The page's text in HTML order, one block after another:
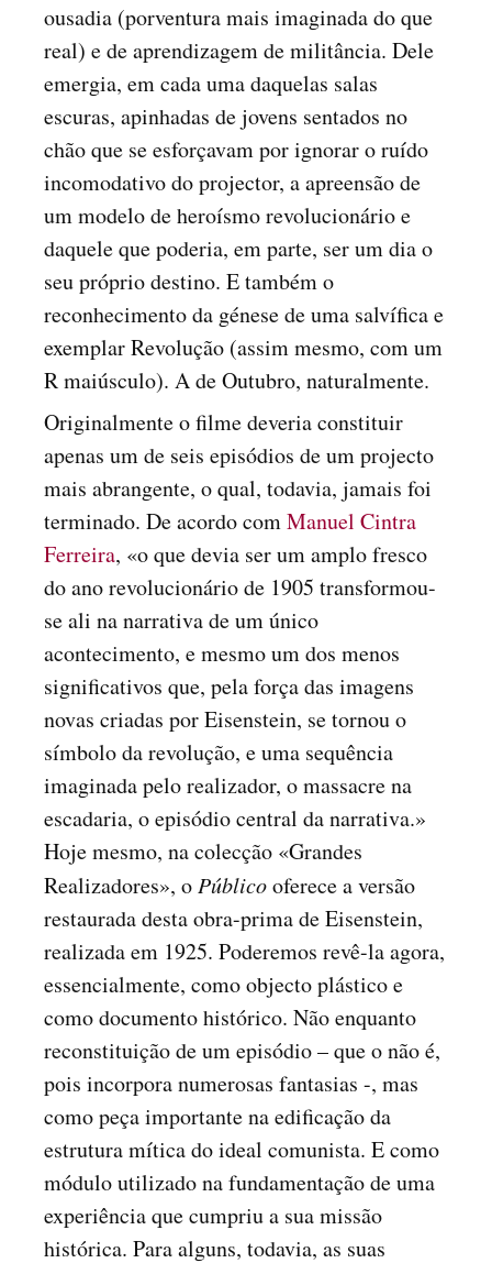
ousadia (porventura mais imaginada do que
real) e de aprendizagem de militância. Dele
emergia, em cada uma daquelas salas
escuras, apinhadas de jovens sentados no
chão que se esforçavam por ignorar o ruído
incomodativo do projector, a apreensão de
um modelo de heroísmo revolucionário e
daquele que poderia, em parte, ser um dia o
seu próprio destino. E também o
reconhecimento da génese de uma salvífica e
exemplar Revolução (assim mesmo, com um
R maiúsculo). A de Outubro, naturalmente.
Originalmente o filme deveria constituir
apenas um de seis episódios de um projecto
mais abrangente, o qual, todavia, jamais foi
terminado. De acordo comManuel Cintra
Ferreira, «o que devia ser um amplo fresco
do ano revolucionário de 1905 transformou-
se ali na narrativa de um único
acontecimento, e mesmo um dos menos
significativos que, pela força das imagens
novas criadas por Eisenstein, se tornou o
símbolo da revolução, e uma sequência
imaginada pelo realizador, o massacre na
escadaria, o episódio central da narrativa.»
Hoje mesmo, na colecção «Grandes
Realizadores», o Públicooferece a versão
restaurada desta obra-prima de Eisenstein,
realizada em 1925. Poderemos revê-la agora,
essencialmente, como objecto plástico e
como documento histórico. Não enquanto
reconstituição de um episódio – que o não é,
pois incorpora numerosas fantasias -, mas
como peça importante na edificação da
estrutura mítica do ideal comunista. E como
módulo utilizado na fundamentação de uma
experiência que cumpriu a sua missão
histórica. Para alguns, todavia, as suas